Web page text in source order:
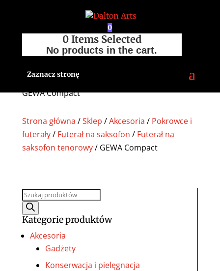
0
0 Items Selected
No products in the cart.
Zaznacz stronę
GEWA Compact
Strona główna /Sklep /Akcesoria / Pokrowce i
futerały/ Futerał na saksofon / Futerał na
saksofon tenorowy/ GEWA Compact
Wyszukiwarka
produktów
Kategorie produktów
Akcesoria
Gadżety
Konserwacja i pielęgnacja